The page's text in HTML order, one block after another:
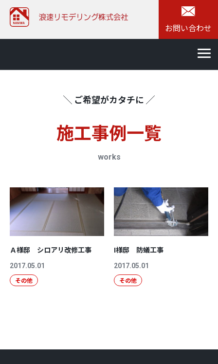
お問い合わせ
╲ ご希望がカタチに ╱
施⼯事例一覧
works
Ａ様邸 シロアリ改修工事
2017.05.01
その他
I様邸 防蟻工事
2017.05.01
その他